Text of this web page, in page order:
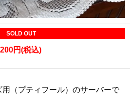
SOLD OUT
円(税込)
（プティフール）のサーバーで